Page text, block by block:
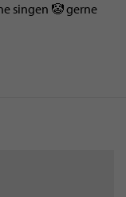
singen 🤡 gerne